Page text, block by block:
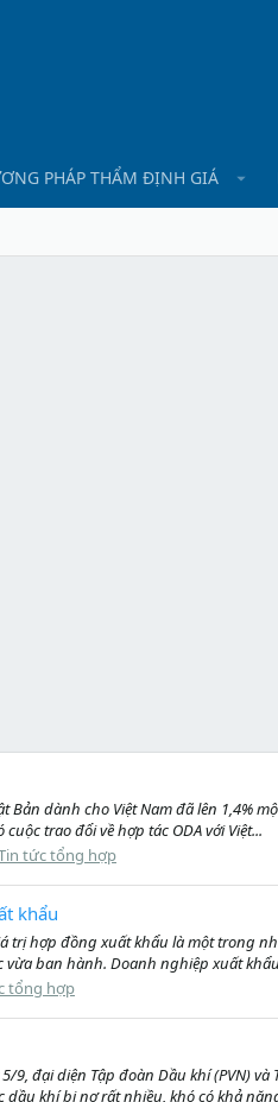
PHÁP THẨM ĐỊNH GIÁ
dành cho Việt Nam đã lên 1,4%
trao đổi về hợp tác ODA với Việt...
tức tổng hợp
khẩu
trị hợp đồng xuất khẩu là một
ban hành. Doanh nghiệp xuất
tổng hợp
đại diện Tập đoàn Dầu khí (PVN) và
khí bị nợ rất nhiều, khó có khả